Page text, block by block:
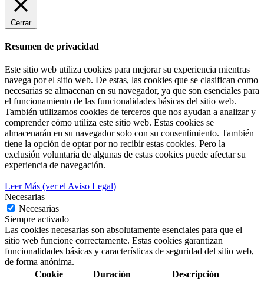
Cerrar
Resumen de privacidad
Este sitio web utiliza cookies para mejorar su experiencia mientras
navega por el sitio web. De estas, las cookies que se clasifican como
necesarias se almacenan en su navegador, ya que son esenciales para
el funcionamiento de las funcionalidades básicas del sitio web.
También utilizamos cookies de terceros que nos ayudan a analizar y
comprender cómo utiliza este sitio web. Estas cookies se
almacenarán en su navegador solo con su consentimiento. También
tiene la opción de optar por no recibir estas cookies. Pero la
exclusión voluntaria de algunas de estas cookies puede afectar su
experiencia de navegación.
Leer Más (ver el Aviso Legal)
Necesarias
Necesarias
Siempre activado
Las cookies necesarias son absolutamente esenciales para que el
sitio web funcione correctamente. Estas cookies garantizan
funcionalidades básicas y características de seguridad del sitio web,
de forma anónima.
Cookie
Duración Descripción